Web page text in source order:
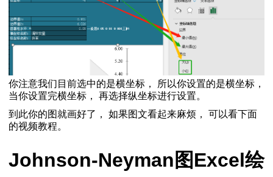
你注意我们目前选中的是横坐标， 所以你设置的是横坐标，
当你设置完横坐标， 再选择纵坐标进行设置。
到此你的图就画好了， 如果图文看起来麻烦， 可以看下面
的视频教程。
Johnson-Neyman图Excel绘